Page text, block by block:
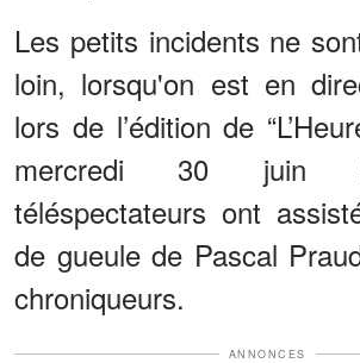
Les petits incidents ne
loin, lorsqu'on est en
lors de l’édition de
mercredi 30 juin
téléspectateurs ont
de gueule de Pascal
chroniqueurs.
ANNONCES